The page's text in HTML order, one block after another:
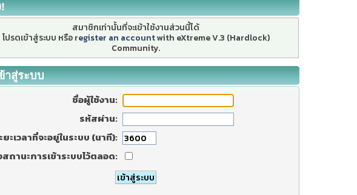
สมาชิกเท่านั้นที่จะเข้าใช้งานส่วนนี้ได้
โปรดเข้าสู่ระบบ หรือ register an accountwith eXtreme V.3 (Hardlock)
Community.
าสู่ระบบ
ชื่อผู้ใช้งาน:
รหัสผ่าน:
ยะเวลาที่จะอยู่ในระบบ (นาที):
สถานะการเข้าระบบไว้ตลอด: